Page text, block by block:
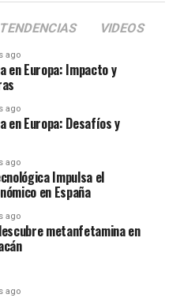
en servicios básicos
de
en la
de respuesta
afectan la calidad de
directamente en el
educativo de los menores.
reflexionaron sobre
de los servicios públicos
con el acceso a derechos
un ambiente sano.
para que los
acciones constitucionales,
autoridades
TENDENCIAS VIDEOS
ago
en Europa: Impacto y
ago
en Europa: Desafíos y
ago
Impulsa el
en España
ago
metanfetamina en
ago